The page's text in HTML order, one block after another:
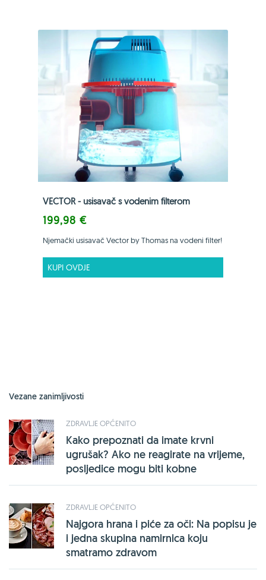
VECTOR - usisavač s vodenim filterom
199,98 €
Njemački usisavač Vector by Thomas na vodeni filter!
KUPI OVDJE
Vezane zanimljivosti
ZDRAVLJE OPĆENITO
Kako prepoznati da imate krvni
ugrušak? Ako ne reagirate na vrijeme,
posljedice mogu biti kobne
ZDRAVLJE OPĆENITO
Najgora hrana i piće za oči: Na popisu je
i jedna skupina namirnica koju
smatramo zdravom